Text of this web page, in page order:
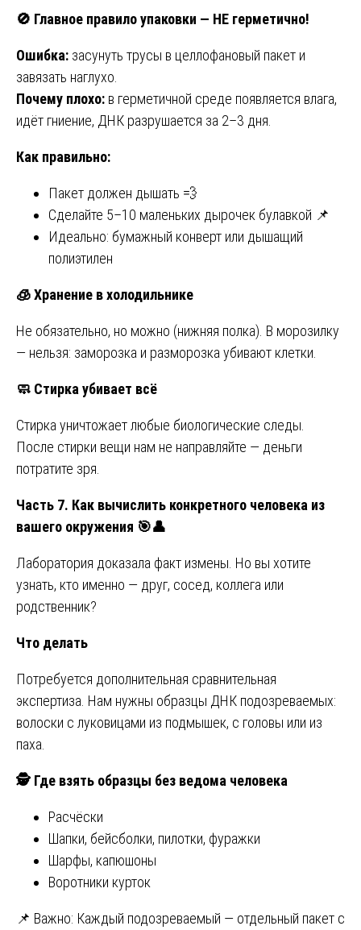
🚫 Главное правило упаковки — НЕ герметично!
Ошибка: засунуть трусы в целлофановый пакет и
завязать наглухо.
Почему плохо: в герметичной среде появляется влага,
идёт гниение, ДНК разрушается за 2–3 дня.
Как правильно:
Пакет должен дышать 💨
Сделайте 5–10 маленьких дырочек булавкой 📌
Идеально: бумажный конверт или дышащий
полиэтилен
🧊Хранение в холодильнике
Не обязательно, но можно (нижняя полка). В морозилку
— нельзя: заморозка и разморозка убивают клетки.
🧼 Стирка убивает всё
Стирка уничтожает любые биологические следы.
После стирки вещи нам не направляйте — деньги
потратите зря.
Часть 7. Как вычислить конкретного человека из
вашего окружения 🎯👤
Лаборатория доказала факт измены. Но вы хотите
узнать, кто именно — друг, сосед, коллега или
родственник?
Что делать
Потребуется дополнительная сравнительная
экспертиза. Нам нужны образцы ДНК подозреваемых:
волоски с луковицами из подмышек, с головы или из
паха.
🕵️ Где взять образцы без ведома человека
Расчёски
Шапки, бейсболки, пилотки, фуражки
Шарфы, капюшоны
Воротники курток
📌 Важно: Каждый подозреваемый — отдельный пакет с